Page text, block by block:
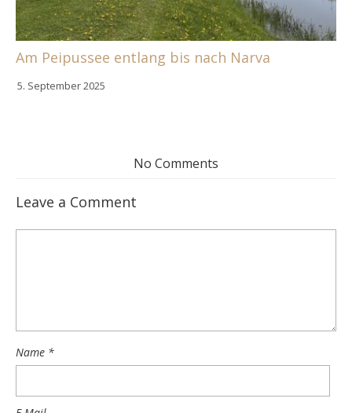
Am Peipussee entlang bis nach Narva
5. September 2025
No Comments
Leave a Comment
Name *